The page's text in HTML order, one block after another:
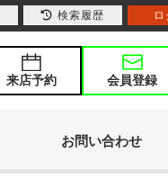
来店予約 会員登録
お問い合わせ
検索履歴